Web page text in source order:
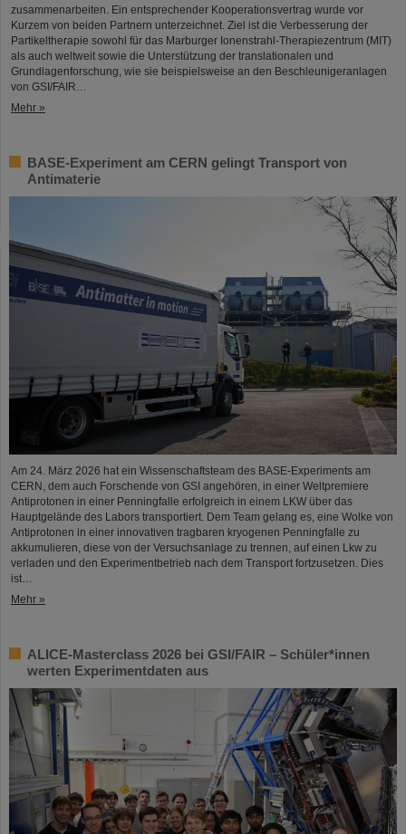
zusammenarbeiten. Ein entsprechender Kooperationsvertrag wurde vor
Kurzem von beiden Partnern unterzeichnet. Ziel ist die Verbesserung der
Partikeltherapie sowohl für das Marburger Ionenstrahl-Therapiezentrum (MIT)
als auch weltweit sowie die Unterstützung der translationalen und
Grundlagenforschung, wie sie beispielsweise an den Beschleunigeranlagen
von GSI/FAIR…
Mehr »
BASE-Experiment am CERN gelingt Transport von
Antimaterie
Am 24. März 2026 hat ein Wissenschaftsteam des BASE-Experiments am
CERN, dem auch Forschende von GSI angehören, in einer Weltpremiere
Antiprotonen in einer Penningfalle erfolgreich in einem LKW über das
Hauptgelände des Labors transportiert. Dem Team gelang es, eine Wolke von
Antiprotonen in einer innovativen tragbaren kryogenen Penningfalle zu
akkumulieren, diese von der Versuchsanlage zu trennen, auf einen Lkw zu
verladen und den Experimentbetrieb nach dem Transport fortzusetzen. Dies
ist…
Mehr »
ALICE-Masterclass 2026 bei GSI/FAIR – Schüler*innen
werten Experimentdaten aus